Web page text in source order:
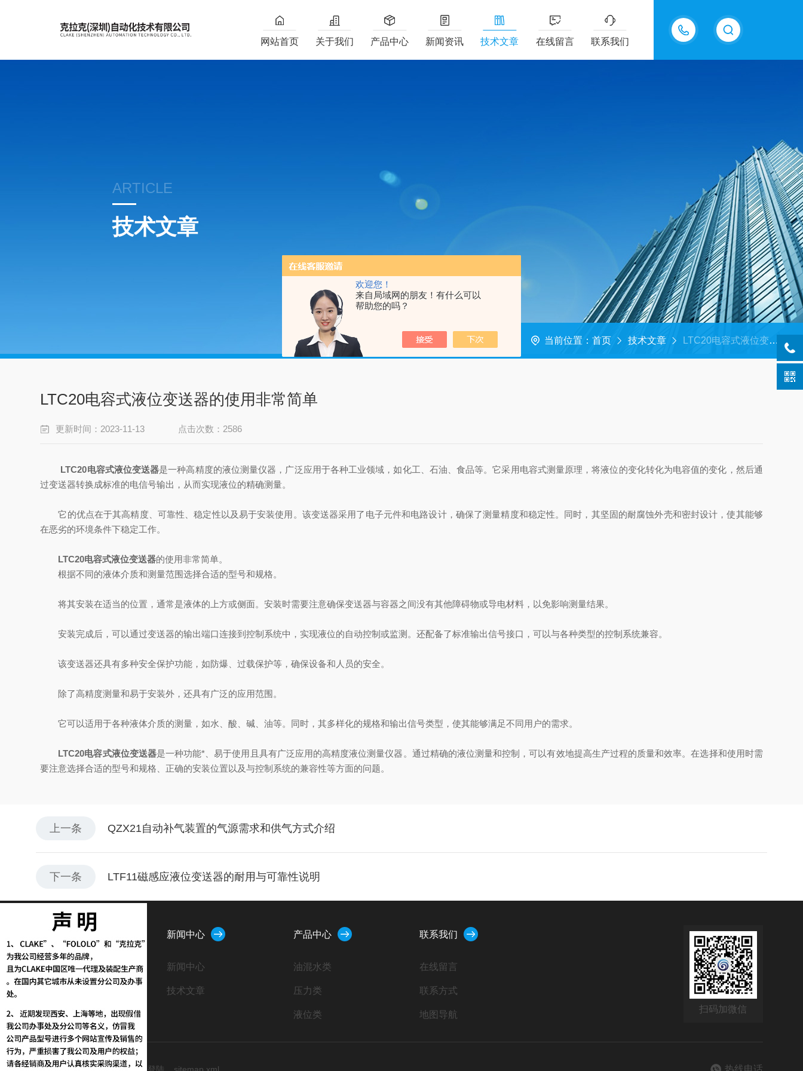
欢迎您！
来自局域网的朋友！有什么可以
帮助您的吗？
15361889375
网站首页 关于我们 产品中心 新闻资讯 技术文章 在线留言 联系我们
ARTICLE
技术文章
当前位置： 首页 技术文章 LTC20电容式液位变送器的使用非常简单
LTC20电容式液位变送器的使用非常简单
更新时间：2023-11-13 点击次数：2586
LTC20电容式液位变送器是一种高精度的液位测量仪器，广泛应用于各种工业领域，如化工、石油、食品等。它采用电容式测量原理，将液位的变化转化为电容值的变化，然后通
过变送器转换成标准的电信号输出，从而实现液位的精确测量。
它的优点在于其高精度、可靠性、稳定性以及易于安装使用。该变送器采用了电子元件和电路设计，确保了测量精度和稳定性。同时，其坚固的耐腐蚀外壳和密封设计，使其能够
在恶劣的环境条件下稳定工作。
LTC20电容式液位变送器的使用非常简单。
根据不同的液体介质和测量范围选择合适的型号和规格。
将其安装在适当的位置，通常是液体的上方或侧面。安装时需要注意确保变送器与容器之间没有其他障碍物或导电材料，以免影响测量结果。
安装完成后，可以通过变送器的输出端口连接到控制系统中，实现液位的自动控制或监测。还配备了标准输出信号接口，可以与各种类型的控制系统兼容。
该变送器还具有多种安全保护功能，如防爆、过载保护等，确保设备和人员的安全。
除了高精度测量和易于安装外，还具有广泛的应用范围。
它可以适用于各种液体介质的测量，如水、酸、碱、油等。同时，其多样化的规格和输出信号类型，使其能够满足不同用户的需求。
LTC20电容式液位变送器是一种功能*、易于使用且具有广泛应用的高精度液位测量仪器。通过精确的液位测量和控制，可以有效地提高生产过程的质量和效率。在选择和使用时需
要注意选择合适的型号和规格、正确的安装位置以及与控制系统的兼容性等方面的问题。
上一条 QZX21自动补气装置的气源需求和供气方式介绍
下一条 LTF11磁感应液位变送器的耐用与可靠性说明
关于我们
公司简介
荣誉资质
新闻中心
新闻中心
技术文章
产品中心
油混水类
压力类
液位类
联系我们
在线留言
联系方式
地图导航
扫码加微信
热线电话